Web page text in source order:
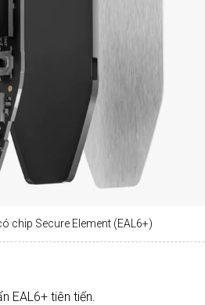
chip Secure Element (EAL6+)
EAL6+ tiên tiến.